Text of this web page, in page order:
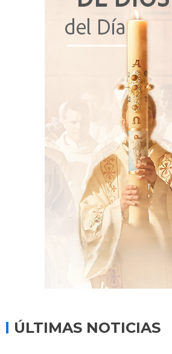
ÚLTIMAS NOTICIAS